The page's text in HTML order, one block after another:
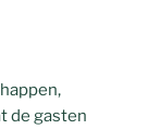
de gasten